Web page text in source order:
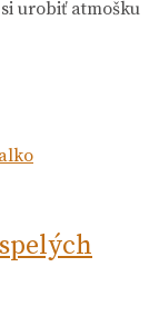
urobiť atmošku